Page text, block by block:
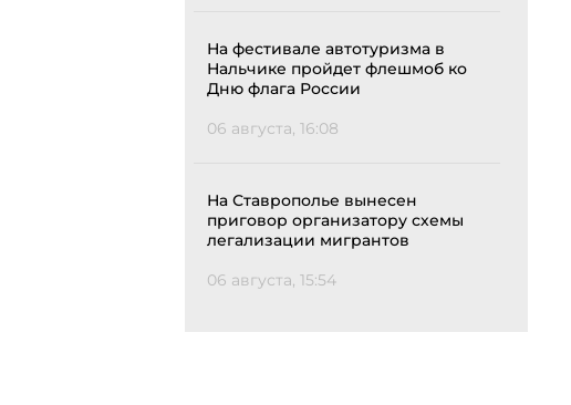
На фестивале автотуризма в
Нальчике пройдет флешмоб ко
Дню флага России
06 августа, 16:08
На Ставрополье вынесен
приговор организатору схемы
легализации мигрантов
06 августа, 15:54